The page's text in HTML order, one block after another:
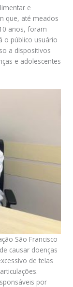
e
que, até meados
anos, foram
o público usuário
a dispositivos
e adolescentes
São Francisco
causar doenças
de telas
por